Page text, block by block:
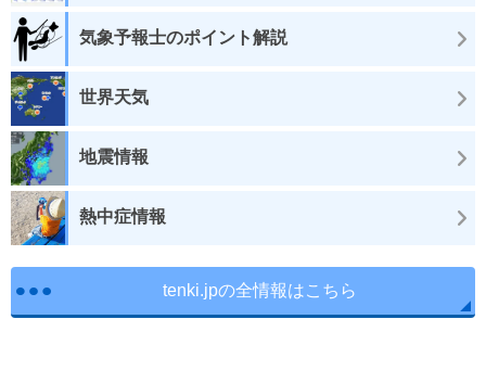
気象予報士のポイント解説
世界天気
地震情報
熱中症情報
tenki.jpの全情報はこちら